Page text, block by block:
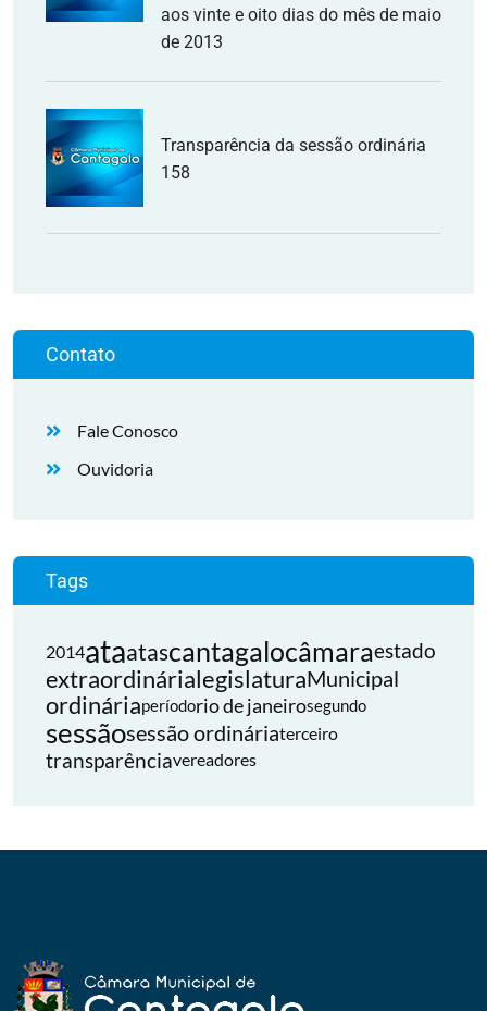
aos vinte e oito dias do mês de maio
de 2013
Transparência da sessão ordinária
158
Contato
Fale Conosco
Ouvidoria
Tags
2014ataatascantagalocâmaraestado
extraordinárialegislaturaMunicipal
ordináriaperíodorio de janeirosegundo
sessãosessão ordináriaterceiro
transparênciavereadores